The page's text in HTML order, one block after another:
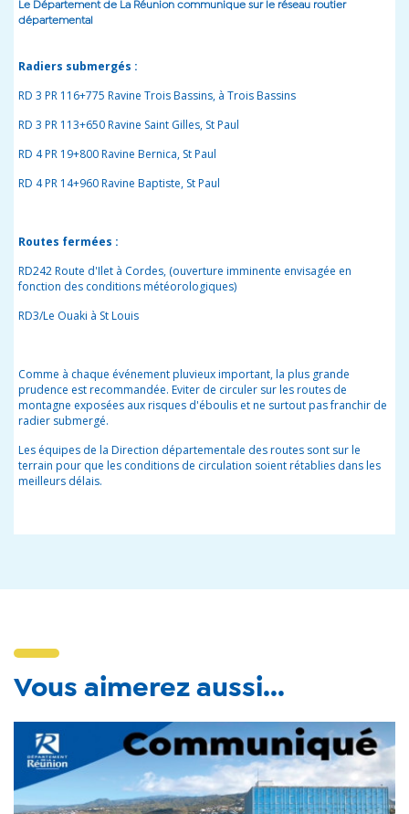
Le Département de La Réunion communique sur le réseau routier
départemental
Radiers submergés :
RD 3 PR 116+775 Ravine Trois Bassins, à Trois Bassins
RD 3 PR 113+650 Ravine Saint Gilles, St Paul
RD 4 PR 19+800 Ravine Bernica, St Paul
RD 4 PR 14+960 Ravine Baptiste, St Paul
Routes fermées :
RD242 Route d'Ilet à Cordes, (ouverture imminente envisagée en
fonction des conditions météorologiques)
RD3/Le Ouaki à St Louis
Comme à chaque événement pluvieux important, la plus grande
prudence est recommandée. Eviter de circuler sur les routes de
montagne exposées aux risques d'éboulis et ne surtout pas franchir de
radier submergé.
Les équipes de la Direction départementale des routes sont sur le
terrain pour que les conditions de circulation soient rétablies dans les
meilleurs délais.
Vous aimerez aussi...